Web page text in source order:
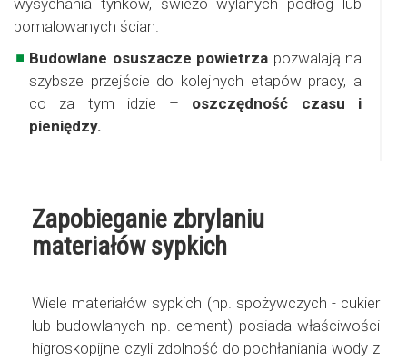
pomalowanych ścian.
Budowlane osuszacze powietrza pozwalają na
szybsze przejście do kolejnych etapów pracy, a
co za tym idzie – oszczędność czasu i
pieniędzy.
Zapobieganie zbrylaniu
materiałów sypkich
Wiele materiałów sypkich (np. spożywczych - cukier
lub budowlanych np. cement) posiada właściwości
higroskopijne czyli zdolność do pochłaniania wody z